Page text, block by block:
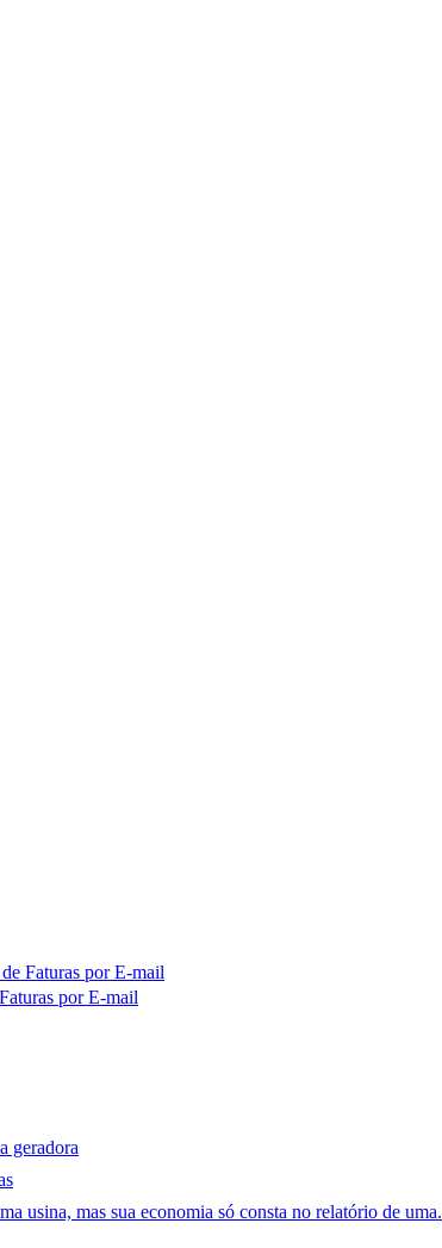
Faturas por E-mail
por E-mail
geradora
usina, mas sua economia só consta no relatório de uma.